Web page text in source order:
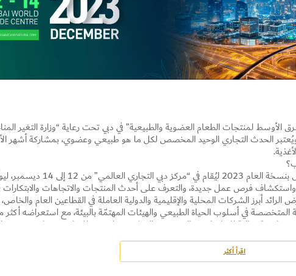
لمنتجات الطعام العضوية والطبيعية” في دبي تحت رعاية “وزارة التغير
ويُعتبر الحدث التجاري الوحيد المخصص لكل ما هو طبيعي وعضوي، بمشاركة أشهر
يعود هذا المعرض بنسخة العام
واستكشاف فرص عمل جديدة، والتعرف على أحدث المنتجات والاتجاهات والابتكارات
أبرز الشركات المحلية والإقليمية والدولية العاملة في القطاعين العام
في أسلوب الحياة الطبيعي والهيئات المهتمّة بالبيئة، مع استعراضه أكثر من 5,000 منتج لهذا
فرصة مثالية للتواصل مع المنتجين والمورّدين، واستكشاف فرص تعاون جديدة
التجميل العضوية، وركن منتجات العناية الصحية العضوية ومعرفة المزيد عن
اقرأ أكثر
Set Youtube Channel ID